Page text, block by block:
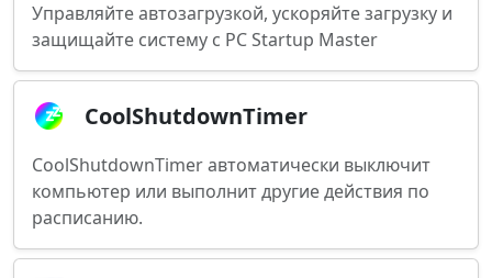
Управляйте автозагрузкой, ускоряйте загрузку и
защищайте систему с PC Startup Master
CoolShutdownTimer
CoolShutdownTimer автоматически выключит
компьютер или выполнит другие действия по
расписанию.